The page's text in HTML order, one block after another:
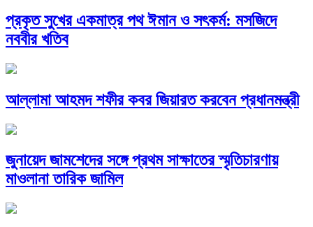
প্রকৃত সুখের একমাত্র পথ ঈমান ও সৎকর্ম: মসজিদে
নববীর খতিব
আল্লামা আহমদ শফীর কবর জিয়ারত করবেন প্রধানমন্ত্রী
জুনায়েদ জামশেদের সঙ্গে প্রথম সাক্ষাতের স্মৃতিচারণায়
মাওলানা তারিক জামিল